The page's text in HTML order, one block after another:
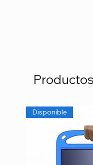
Disponible